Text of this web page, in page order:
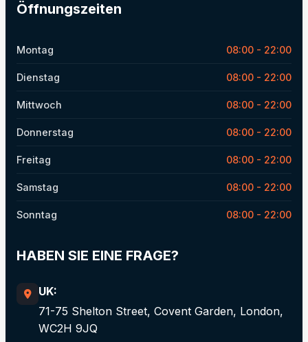
Öffnungszeiten
Montag 08:00 - 22:00
Dienstag 08:00 - 22:00
Mittwoch 08:00 - 22:00
Donnerstag 08:00 - 22:00
Freitag 08:00 - 22:00
Samstag 08:00 - 22:00
Sonntag 08:00 - 22:00
HABEN SIE EINE FRAGE?
UK:
71-75 Shelton Street, Covent Garden, London,
WC2H 9JQ